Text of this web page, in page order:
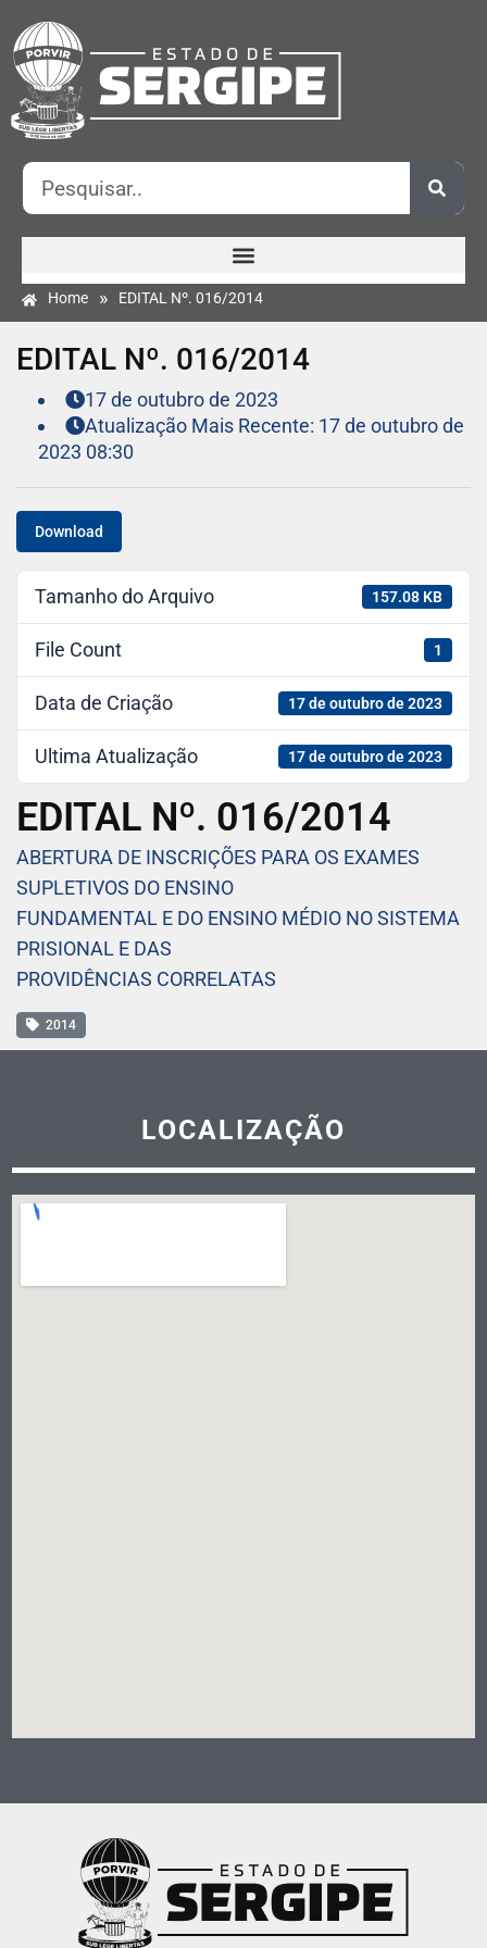
Home » EDITAL Nº. 016/2014
EDITAL Nº. 016/2014
17 de outubro de 2023
Atualização Mais Recente: 17 de outubro de
2023 08:30
Download
Tamanho do Arquivo 157.08 KB
File Count 1
Data de Criação 17 de outubro de 2023
Ultima Atualização 17 de outubro de 2023
EDITAL Nº. 016/2014
ABERTURA DE INSCRIÇÕES PARA OS EXAMES
SUPLETIVOS DO ENSINO
FUNDAMENTAL E DO ENSINO MÉDIO NO SISTEMA
PRISIONAL E DAS
PROVIDÊNCIAS CORRELATAS
2014
LOCALIZAÇÃO